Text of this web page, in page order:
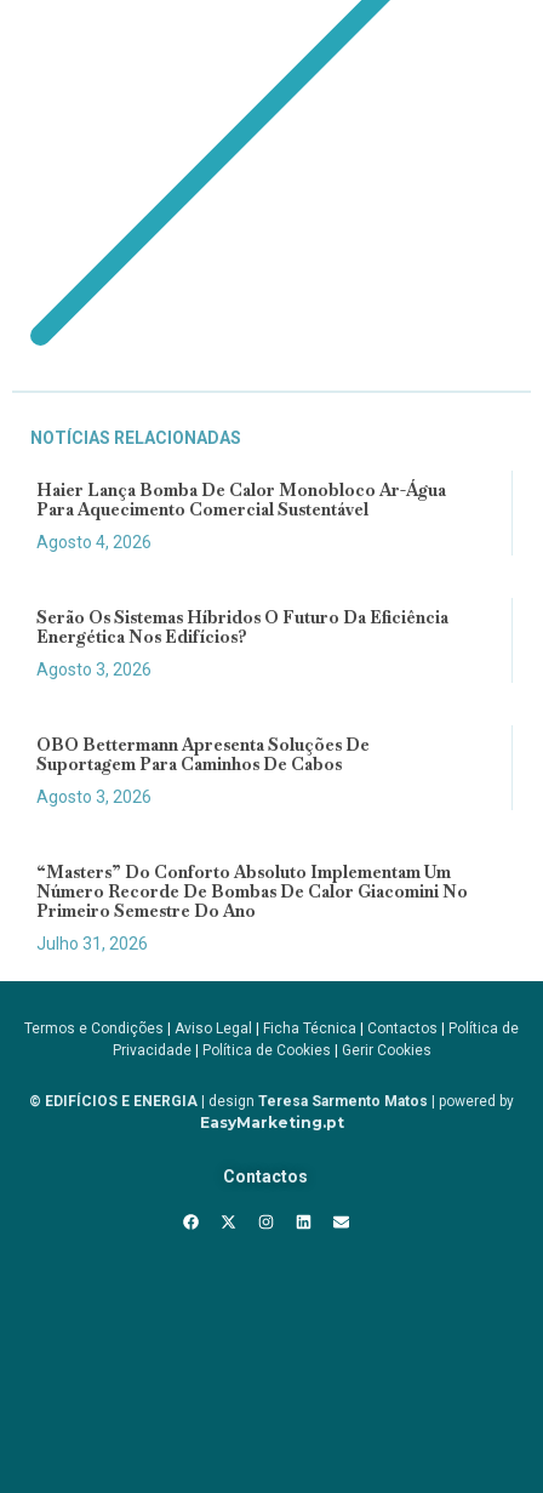
NOTÍCIAS RELACIONADAS
Haier Lança Bomba De Calor Monobloco Ar-Água
Para Aquecimento Comercial Sustentável
Agosto 4, 2026
Serão Os Sistemas Híbridos O Futuro Da Eficiência
Energética Nos Edifícios?
Agosto 3, 2026
OBO Bettermann Apresenta Soluções De
Suportagem Para Caminhos De Cabos
Agosto 3, 2026
“Masters” Do Conforto Absoluto Implementam Um
Número Recorde De Bombas De Calor Giacomini No
Primeiro Semestre Do Ano
Julho 31, 2026
Termos e Condições | Aviso Legal | Ficha Técnica | Contactos | Política de
Privacidade| Política de Cookies | Gerir Cookies
© EDIFÍCIOS E ENERGIA | design Teresa Sarmento Matos | powered by
EasyMarketing.pt
Contactos